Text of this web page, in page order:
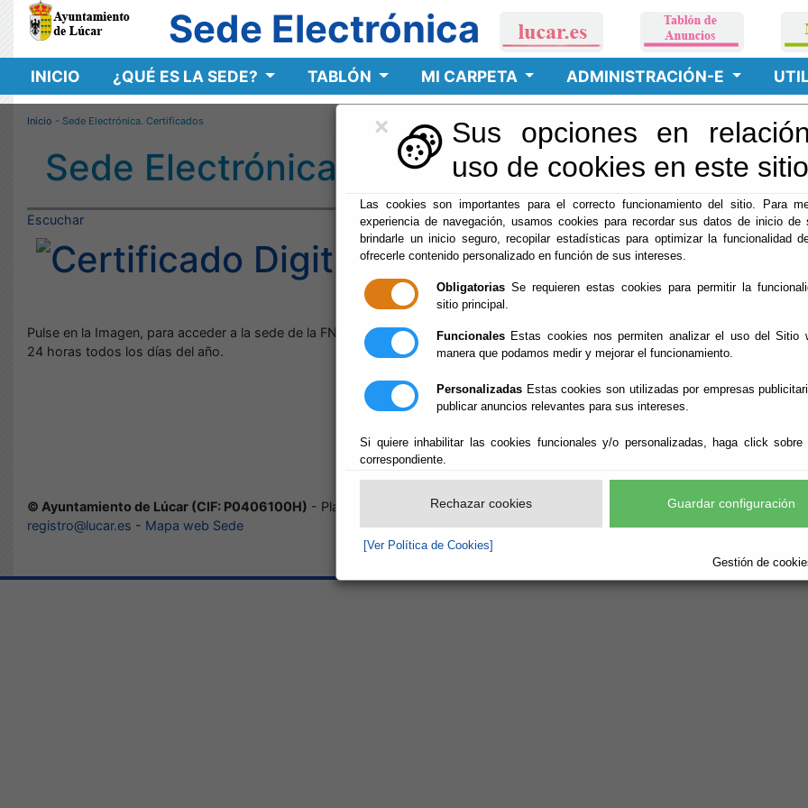
×
Sus opciones en
uso de cookies en este sitio
Las cookies son importantes para el correcto funcionamiento del sitio. Para
experiencia de navegación, usamos cookies para recordar sus datos de inicio de
brindarle un inicio seguro, recopilar estadísticas para optimizar la funcionalidad
ofrecerle contenido personalizado en función de sus intereses.
Obligatorias Se requieren estas cookies para permitir la
sitio principal.
Funcionales Estas cookies nos permiten analizar el uso del Sitio
manera que podamos medir y mejorar el funcionamiento.
Personalizadas Estas cookies son utilizadas por empresas
publicar anuncios relevantes para sus intereses.
Si quiere inhabilitar las cookies funcionales y/o personalizadas, haga click sobre
correspondiente.
Rechazar cookies Guardar configuración
[Ver Política de Cookies]
Gestión de
Sede Electrónica
INICIO ¿QUÉ ES LA SEDE? TABLÓN MI CARPETA ADMINISTRACIÓN-E
Inicio - Sede Electrónica. Certificados
Sede Electrónica. Certificados
Escuchar
ADMINISTRACIÓN
CERTIFICADOS
Pulse en la Imagen, para acceder a la sede de la FNMT y poder obtener su Certificado Digital Reconocido, lo que le permitirá
24 horas todos los días del año.
© Ayuntamiento de Lúcar (CIF: P0406100H) - Plaza/ Real de Isabel II, 1 04887 Lúcar (Almería) - Telf. 950.42.46.54
registro@lucar.es - Mapa web Sede
Cookies Contacto